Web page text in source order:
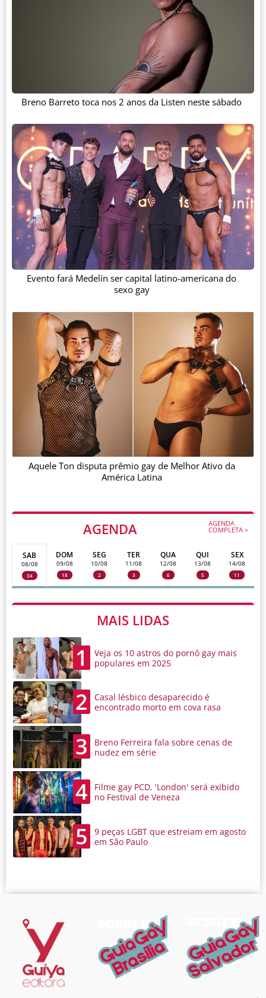
AGENDA AGENDA
COMPLETA >
SAB
08/08
34
DOM
09/08
18
SEG
10/08
2
TER
11/08
3
QUA
12/08
6
QUI
13/08
5
SEX
14/08
11
MAIS LIDAS
1
Veja os 10 astros do pornô gay mais
populares em 2025
2
Casal lésbico desaparecido é
encontrado morto em cova rasa
3
Breno Ferreira fala sobre cenas de
nudez em série
4
Filme gay PCD, 'London' será exibido
no Festival de Veneza
5
9 peças LGBT que estreiam em agosto
em São Paulo
Breno Barreto toca nos 2 anos da Listen neste sábado
Evento fará Medelín ser capital latino-americana do
sexo gay
Aquele Ton disputa prêmio gay de Melhor Ativo da
América Latina